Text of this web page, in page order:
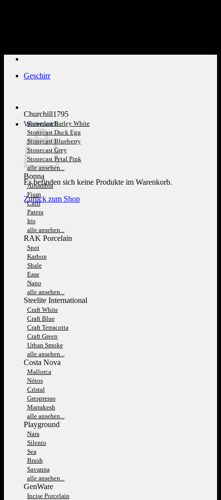
Warenkorb
Es befinden sich keine Produkte im Warenkorb.
Zurück zum Shop
Geschirr
Churchill1795
Stonecast Barley White
Stonecast Duck Egg
Stonecast Blueberry
Stonecast Grey
Stonecast Petal Pink
alle ansehen...
Bonna
Alhambra
Fium
Calif
Patera
Iris
alle ansehen...
RAK Porcelain
Spot
Karbon
Shale
Ease
Nano
alle ansehen...
Steelite International
Craft White
Craft Blue
Craft Terracotta
Craft Green
Urban Smoke
alle ansehen...
Costa Nova
Mallorca
Nótos
Cristal
Grespresso
Marrakesh
alle ansehen...
Playground
Nara
Silento
Sea
Brush
Savanna
alle ansehen...
GenWare
Incise Porcelain